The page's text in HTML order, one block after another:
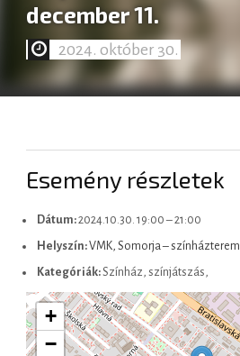
december 11.
2024. október 30.
Esemény részletek
Dátum:2024.10.30. 19:00–21:00
Helyszín:VMK, Somorja – színházterem
Kategóriák:Színház, színjátszás,
+
−